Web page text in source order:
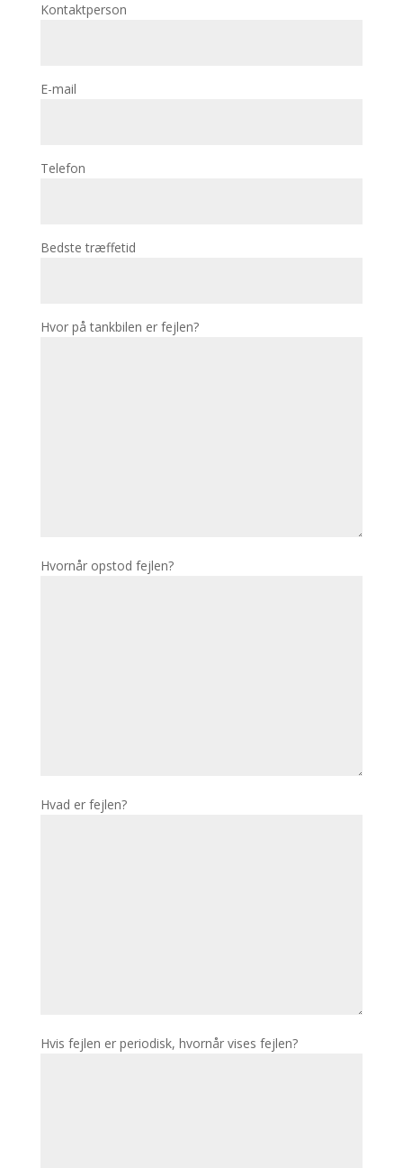
Kontaktperson
E-mail
Telefon
Bedste træffetid
Hvor på tankbilen er fejlen?
Hvornår opstod fejlen?
Hvad er fejlen?
Hvis fejlen er periodisk, hvornår vises fejlen?